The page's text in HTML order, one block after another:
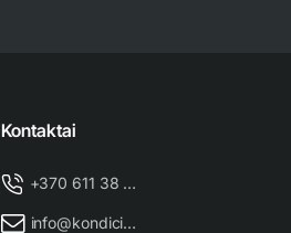
Kontaktai
+370 611 38 500
info@kondicionieriu-meistras.lt